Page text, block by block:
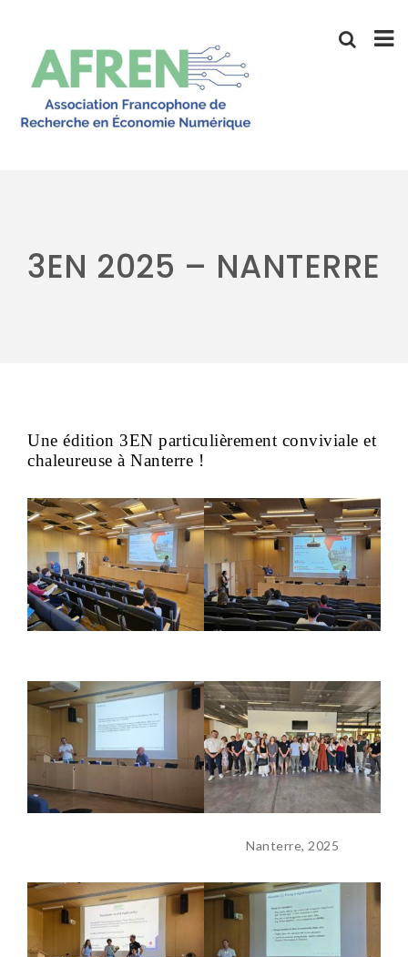
3EN 2025 – NANTERRE
Une édition 3EN particulièrement conviviale et
chaleureuse à Nanterre !
Nanterre, 2025